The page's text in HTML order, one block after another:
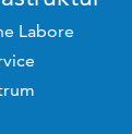
Labore